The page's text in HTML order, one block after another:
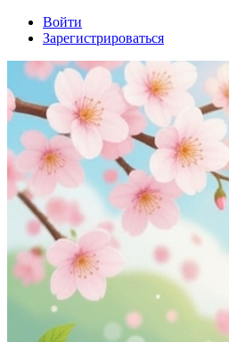
Войти
Зарегистрироваться